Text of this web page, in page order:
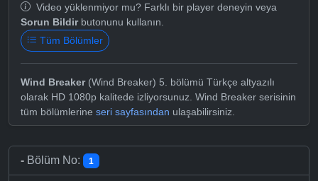
Video yüklenmiyor mu? Farklı bir player deneyin veya
Sorun Bildirbutonunu kullanın.
Tüm Bölümler
Wind Breaker(Wind Breaker) 5. bölümü Türkçe altyazılı
olarak HD 1080p kalitede izliyorsunuz. Wind Breaker serisinin
tüm bölümlerine seri sayfasından ulaşabilirsiniz.
- Bölüm No: 1